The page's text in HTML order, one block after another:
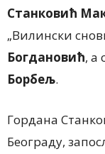
Станковић
„Вилински
Богдановић, а
Борбељ.
Гордана
Београду,